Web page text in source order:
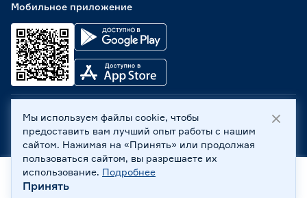
Мобильное приложение
ООО «Бауцентр Рус» 2004 -2026, 236029, г. Калининград,
ул. А.Невского, 205. ИНН 7702596813, КПП 390601001 ©
Все права защищены
Политика обработки персональных данных
Правовая информация
Охрана труда
Главная
Мы используем файлы cookie, чтобы
предоставить вам лучший опыт работы с нашим
сайтом. Нажимая на «Принять» или продолжая
пользоваться сайтом, вы разрешаете их
использование. Подробнее
Принять